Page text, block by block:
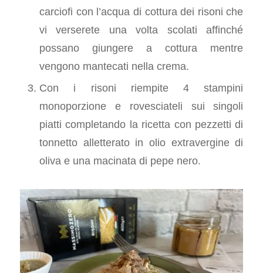
carciofi con l’acqua di cottura dei risoni che
vi verserete una volta scolati affinché
possano giungere a cottura mentre
vengono mantecati nella crema.
Con i risoni riempite 4 stampini
monoporzione e rovesciateli sui singoli
piatti completando la ricetta con pezzetti di
tonnetto alletterato in olio extravergine di
oliva e una macinata di pepe nero.